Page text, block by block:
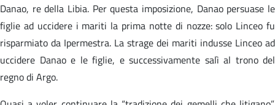
Danao, re della Libia. Per questa imposizione, Danao persuase le
figlie ad uccidere i mariti la prima notte di nozze: solo Linceo fu
risparmiato da Ipermestra. La strage dei mariti indusse Linceo ad
uccidere Danao e le figlie, e successivamente salì al trono del
regno di Argo.